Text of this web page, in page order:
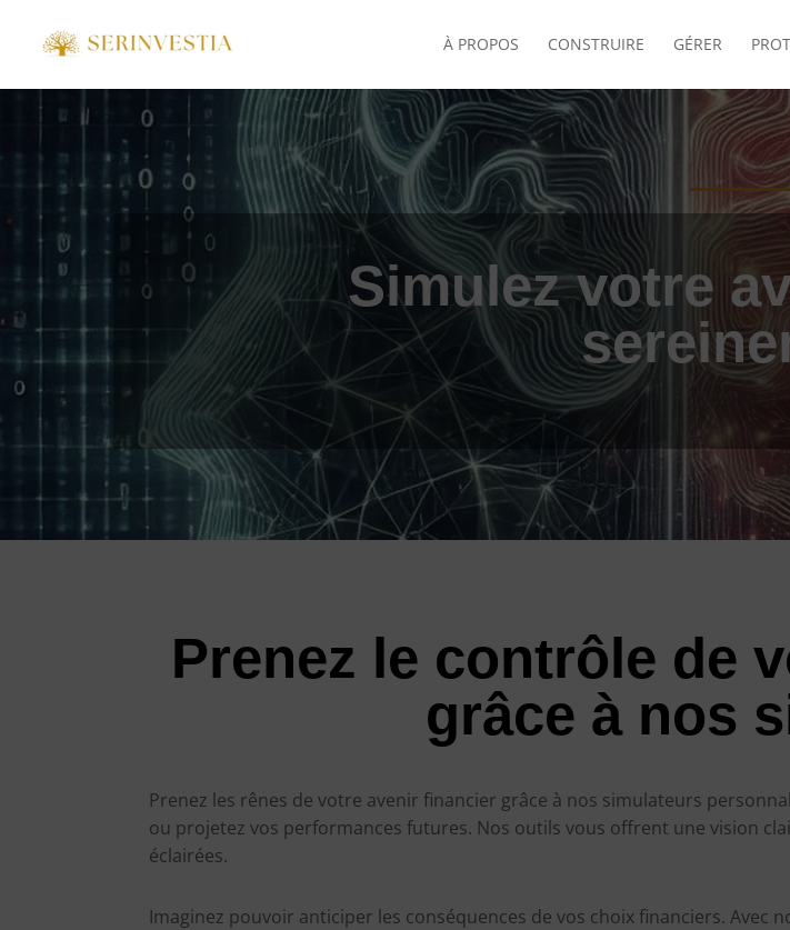
À PROPOS CONSTRUIRE GÉRER
Simulez votre
Prenez le contrôle de
grâce à nos
Prenez les rênes de votre avenir financier grâce à nos simulateurs
ou projetez vos performances futures. Nos outils vous offrent une vision
éclairées.
Imaginez pouvoir anticiper les conséquences de vos choix financiers. Avec